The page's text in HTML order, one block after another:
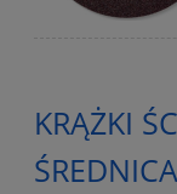
KRĄŻKI